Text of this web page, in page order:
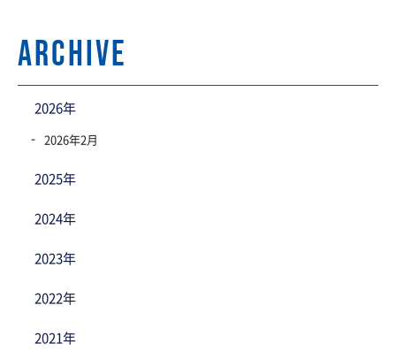
archive
2026年
2026年2月
2025年
2024年
2023年
2022年
2021年